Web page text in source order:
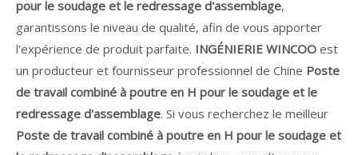
pour le soudage et le redressage d'assemblage,
garantissons le niveau de qualité, afin de vous apporter
l'expérience de produit parfaite. INGÉNIERIE WINCOO est
un producteur et fournisseur professionnel de Chine Poste
de travail combiné à poutre en H pour le soudage et le
redressage d'assemblage. Si vous recherchez le meilleur
Poste de travail combiné à poutre en H pour le soudage et